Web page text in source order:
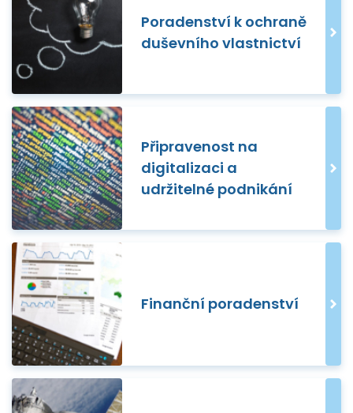
Poradenství k ochraně
duševního vlastnictví
Připravenost na
digitalizaci a
udržitelné podnikání
Finanční poradenství